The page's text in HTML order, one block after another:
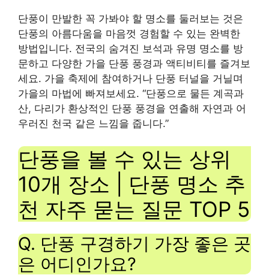
단풍이 만발한 꼭 가봐야 할 명소를 둘러보는 것은
단풍의 아름다움을 마음껏 경험할 수 있는 완벽한
방법입니다. 전국의 숨겨진 보석과 유명 명소를 방
문하고 다양한 가을 단풍 풍경과 액티비티를 즐겨보
세요. 가을 축제에 참여하거나 단풍 터널을 거닐며
가을의 마법에 빠져보세요. “단풍으로 물든 계곡과
산, 다리가 환상적인 단풍 풍경을 연출해 자연과 어
우러진 천국 같은 느낌을 줍니다.”
단풍을 볼 수 있는 상위
10개 장소 | 단풍 명소 추
천 자주 묻는 질문 TOP 5
Q. 단풍 구경하기 가장 좋은 곳
은 어디인가요?